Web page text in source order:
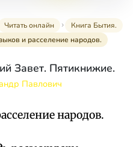
Читать онлайн
Книга Бытия.
и расселение народов.
Завет. Пятикнижие.
Павлович
народов.